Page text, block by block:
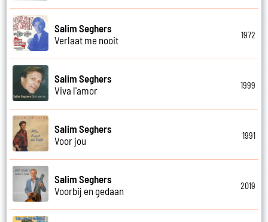
Salim Seghers
Verlaat me nooit
1972
Salim Seghers
Viva l'amor
1999
Salim Seghers
Voor jou
1991
Salim Seghers
Voorbij en gedaan
2019